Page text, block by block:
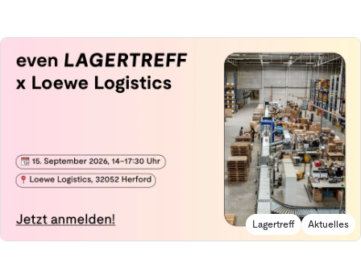
Lagertreff Aktuelles